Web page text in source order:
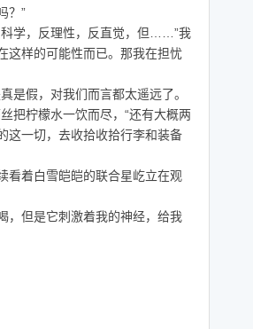
？”
学，反理性，反直觉，但……”我
这样的可能性而已。那我在担忧
假，对我们而言都太遥远了。
把柠檬水一饮而尽，“还有大概两
这一切，去收拾收拾行李和装备
着白雪皑皑的联合星屹立在观
但是它刺激着我的神经，给我